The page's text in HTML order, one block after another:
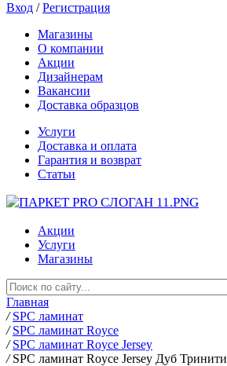
Вход /Регистрация
Магазины
О компании
Акции
Дизайнерам
Вакансии
Доставка образцов
Услуги
Доставка и оплата
Гарантия и возврат
Статьи
Акции
Услуги
Магазины
Главная
/ SPC ламинат
/ SPC ламинат Royce
/ SPC ламинат Royce Jersey
/ SPC ламинат Royce Jersey Дуб Тринити